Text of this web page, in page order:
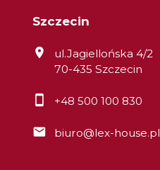
Szczecin
ul.Jagiellońska 4/2
70-435 Szczecin
+48 500 100 830
biuro@lex-house.pl